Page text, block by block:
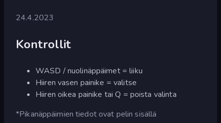
24.4.2023
Kontrollit
WASD / nuolinäppäimet = liiku
Hiiren vasen painike = valitse
Hiiren oikea painike tai Q = poista valinta
*Pikanäppäimien tiedot ovat pelin sisällä